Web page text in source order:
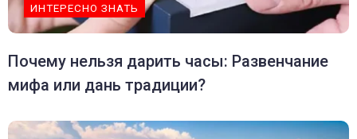
ИНТЕРЕСНО ЗНАТЬ
Почему нельзя дарить часы: Развенчание
мифа или дань традиции?